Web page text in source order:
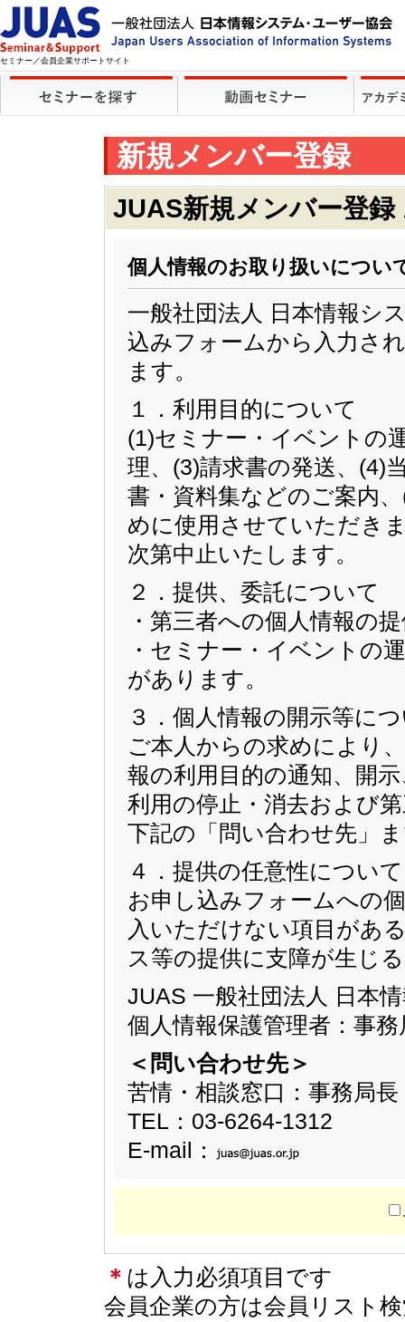
セミナー／会員企業サポートサイト
新規メンバー登録
JUAS新規メンバー登
個人情報のお取り扱いについ
一般社団法人 日本情報シ
込みフォームから入力さ
ます。
１．利用目的について
(1)セミナー・イベントの
理、(3)請求書の発送、(4)
書・資料集などのご案内
めに使用させていただき
次第中止いたします。
２．提供、委託について
・第三者への個人情報の
・セミナー・イベントの
があります。
３．個人情報の開示等に
ご本人からの求めにより
報の利用目的の通知、開
利用の停止・消去および
下記の「問い合わせ先」
４．提供の任意性について
お申し込みフォームへの
入いただけない項目があ
ス等の提供に支障が生じ
JUAS 一般社団法人 日本
個人情報保護管理者：事
＜問い合わせ先＞
苦情・相談窓口：事務
TEL：03-6264-1312
E-mail：
＊ は入力必須項目です
会員企業の方は会員リスト